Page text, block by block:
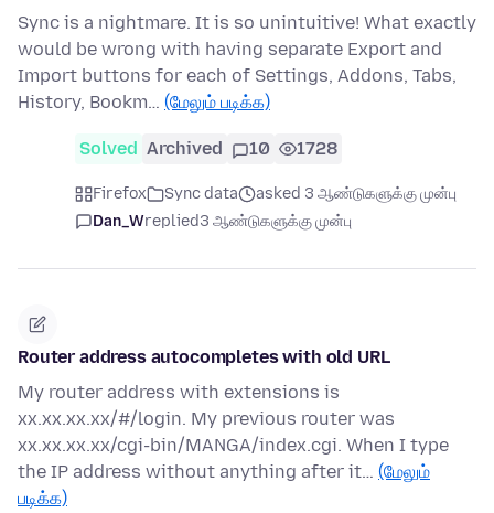
Sync is a nightmare. It is so unintuitive! What exactly
would be wrong with having separate Export and
Import buttons for each of Settings, Addons, Tabs,
History, Bookm… (மேலும் படிக்க)
Solved Archived 10 1728
Firefox Sync data
asked 3 ஆண்டுகளுக்கு முன்பு
Dan_Wreplied3 ஆண்டுகளுக்கு முன்பு
Router address autocompletes with old URL
My router address with extensions is
xx.xx.xx.xx/#/login. My previous router was
xx.xx.xx.xx/cgi-bin/MANGA/index.cgi. When I type
the IP address without anything after it… (மேலும்
படிக்க)